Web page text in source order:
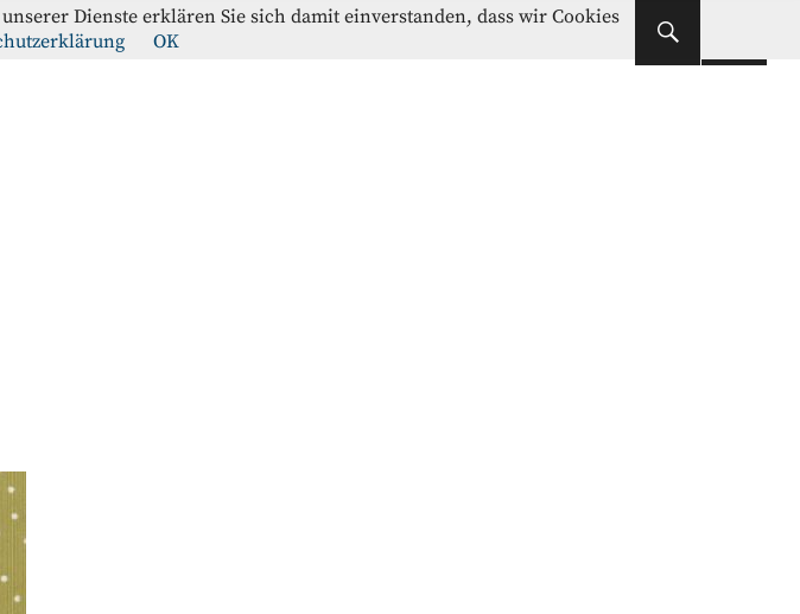
InstagramFacebook
Dienste erklären Sie sich damit einverstanden, dass wir Cookies
OK